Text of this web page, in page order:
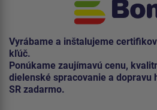
Vyrábame a inštalujeme
kľúč.
Ponúkame zaujímavú cenu,
dielenské spracovanie a dopravu
SR zadarmo.